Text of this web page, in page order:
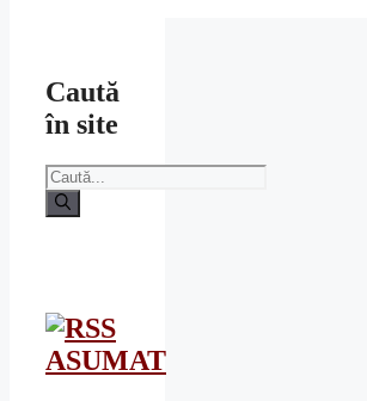
Caută
în site
Caută
după:
ASUMAT